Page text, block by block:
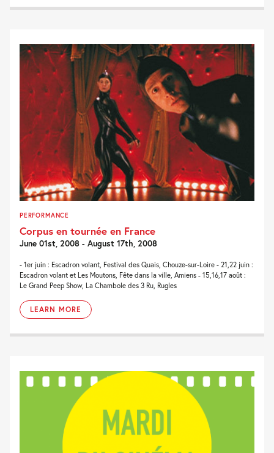
PERFORMANCE
Corpus en tournée en France
June 01st, 2008 - August 17th, 2008
- 1er juin : Escadron volant, Festival des Quais, Chouze-sur-Loire - 21,22 juin :
Escadron volant et Les Moutons, Fête dans la ville, Amiens - 15,16,17 août :
Le Grand Peep Show, La Chambole des 3 Ru, Rugles
LEARN MORE